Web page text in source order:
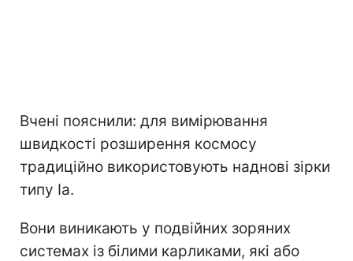
Вчені пояснили: для вимірювання
швидкості розширення космосу
традиційно використовують наднові зірки
типу Ia.
Вони виникають у подвійних зоряних
системах із білими карликами, які або